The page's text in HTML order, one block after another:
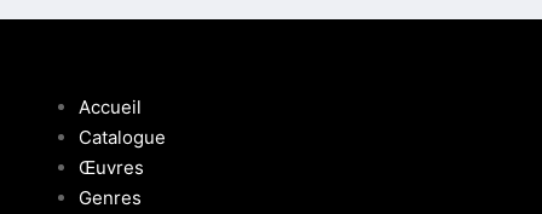
Accueil
Catalogue
Œuvres
Genres